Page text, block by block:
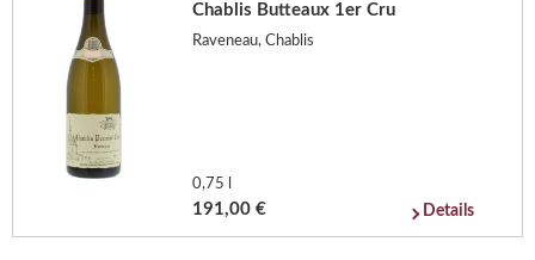
Chablis Butteaux 1er Cru
Raveneau, Chablis
0,75 l
191,00 € Details